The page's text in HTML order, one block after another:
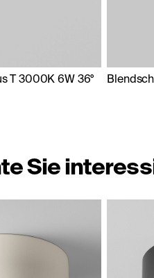
T 3000K 6W 36°
Sie